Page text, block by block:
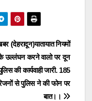
(देहरादून)यातायात नियमों
उल्लंघन करने वालो पर दून
की कार्यवाही जारी. 185
से पुलिस ने की फोन पर
बात।।